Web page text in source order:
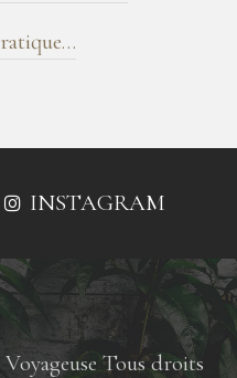
INSTAGRAM
Tous droits